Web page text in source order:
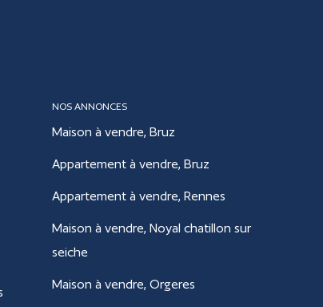
NOS ANNONCES
Maison à vendre, Bruz
Appartement à vendre, Bruz
Appartement à vendre, Rennes
Maison à vendre, Noyal chatillon sur
seiche
Maison à vendre, Orgeres